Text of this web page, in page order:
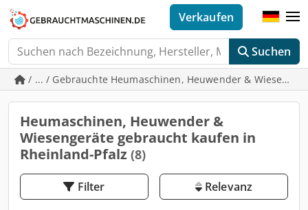
Suchen
Verkaufen
/ ... / Gebrauchte Heumaschinen, Heuwender &
Heumaschinen, Heuwender &
Wiesengeräte gebraucht kaufen in
Rheinland-Pfalz (8)
Filter Relevanz